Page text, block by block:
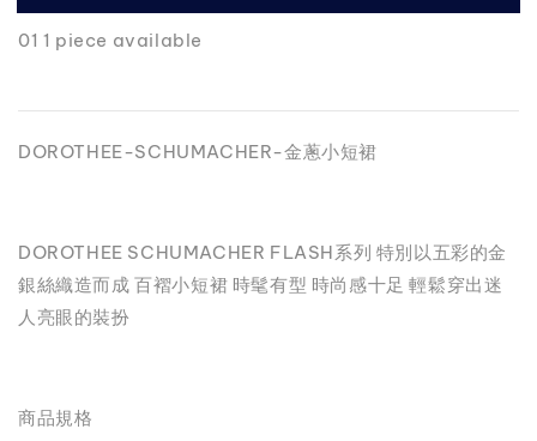
01 1 piece available
DOROTHEE-SCHUMACHER-金蔥小短裙
DOROTHEE SCHUMACHER FLASH系列 特別以五彩的金
銀絲織造而成 百褶小短裙 時髦有型 時尚感十足 輕鬆穿出迷
人亮眼的裝扮
商品規格